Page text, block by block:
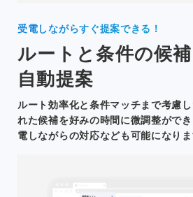
受電しながらすぐ提案できる！
ルートと条件の候補
自動提案
ルート効率化と条件マッチまで考慮
れた候補を好みの時間に微調整がで
電しながらの対応なども可能になりま